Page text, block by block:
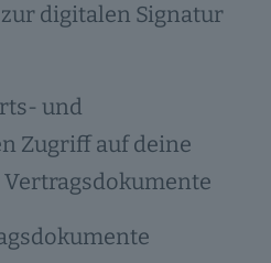
digitalen Signatur
und
Zugriff auf deine